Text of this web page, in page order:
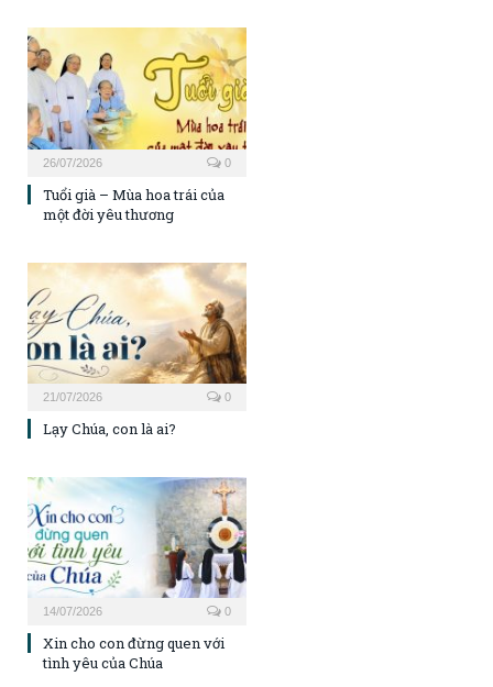
26/07/2026 0
Tuổi già – Mùa hoa trái của
một đời yêu thương
21/07/2026 0
Lạy Chúa, con là ai?
14/07/2026 0
Xin cho con đừng quen với
tình yêu của Chúa